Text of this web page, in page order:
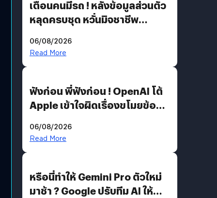
เตือนคนมีรถ ! หลังข้อมูลส่วนตัว
หลุดครบชุด หวั่นมิจชาชีพ
รหัสผ่านหลุด ไม่ใช่แฮ็กเกอร์
06/08/2026
Read More
ฟังก่อน พี่ฟังก่อน ! OpenAI โต้
Apple เข้าใจผิดเรื่องขโมยข้อมูล
06/08/2026
Read More
หรือนี่ทำให้ Gemini Pro ตัวใหม่
มาช้า ? Google ปรับทีม AI ให้